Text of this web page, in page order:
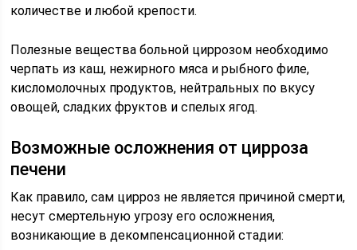
количестве и любой крепости.
Полезные вещества больной циррозом необходимо
черпать из каш, нежирного мяса и рыбного филе,
кисломолочных продуктов, нейтральных по вкусу
овощей, сладких фруктов и спелых ягод.
Возможные осложнения от цирроза
печени
Как правило, сам цирроз не является причиной смерти,
несут смертельную угрозу его осложнения,
возникающие в декомпенсационной стадии: